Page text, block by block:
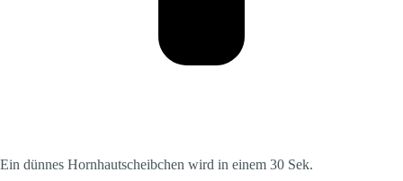
Ein dünnes Hornhautscheibchen wird in einem 30 Sek.